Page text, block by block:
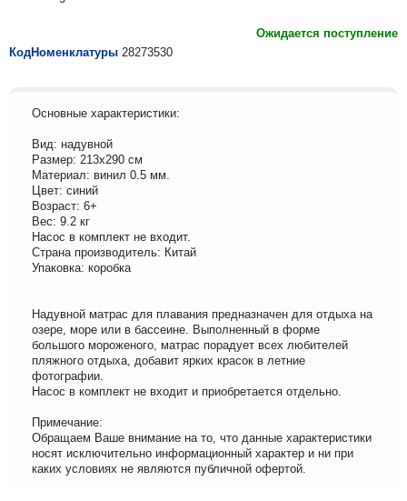
Ожидается поступление
КодНоменклатуры 28273530
Основные характеристики:
Вид: надувной
Размер: 213х290 см
Материал: винил 0.5 мм.
Цвет: синий
Возраст: 6+
Вес: 9.2 кг
Насос в комплект не входит.
Страна производитель: Китай
Упаковка: коробка
Надувной матрас для плавания предназначен для отдыха на
озере, море или в бассеине. Выполненный в форме
большого мороженого, матрас порадует всех любителей
пляжного отдыха, добавит ярких красок в летние
фотографии.
Насос в комплект не входит и приобретается отдельно.
Примечание:
Обращаем Ваше внимание на то, что данные характеристики
носят исключительно информационный характер и ни при
каких условиях не являются публичной офертой.